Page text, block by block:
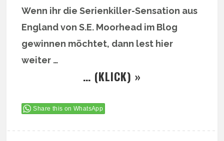
Wenn ihr die Serienkiller-Sensation aus
England von S.E. Moorhead im Blog
gewinnen möchtet, dann lest hier
weiter …
… (KLICK) »
Share this on WhatsApp